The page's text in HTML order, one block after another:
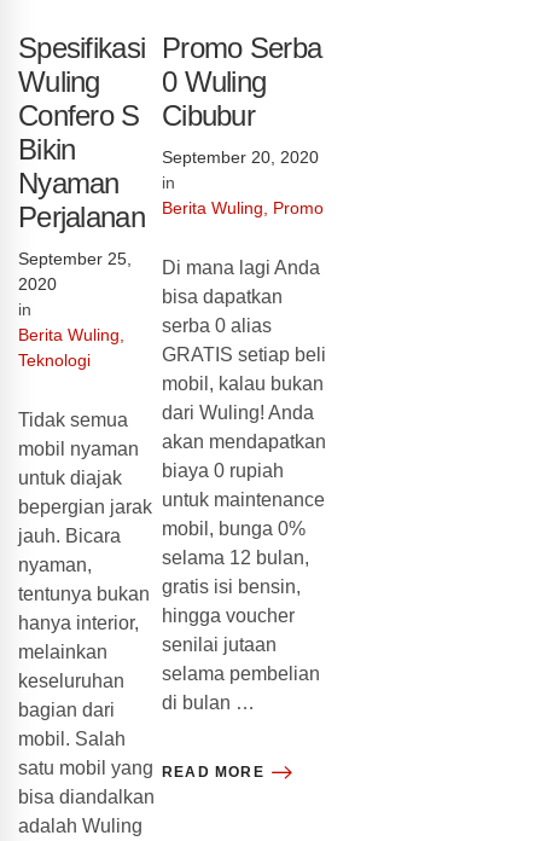
Spesifikasi
Wuling
Confero S
Bikin
Nyaman
Perjalanan
September 25,
2020
in
Berita Wuling
Teknologi
Tidak semua
mobil nyaman
untuk diajak
bepergian jarak
jauh. Bicara
nyaman,
tentunya bukan
hanya interior,
melainkan
keseluruhan
bagian dari
mobil. Salah
satu mobil yang
bisa diandalkan
adalah Wuling
Promo Serba
0 Wuling
Cibubur
September 20, 2020
in
Berita Wuling
Promo
Di mana lagi Anda
bisa dapatkan
serba 0 alias
GRATIS setiap beli
mobil, kalau bukan
dari Wuling! Anda
akan mendapatkan
biaya 0 rupiah
untuk maintenance
mobil, bunga 0%
selama 12 bulan,
gratis isi bensin,
hingga voucher
senilai jutaan
selama pembelian
di bulan …
READ MORE